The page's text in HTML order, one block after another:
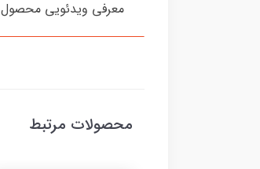
معرفی ویدئویی محصول
محصولات مرتبط